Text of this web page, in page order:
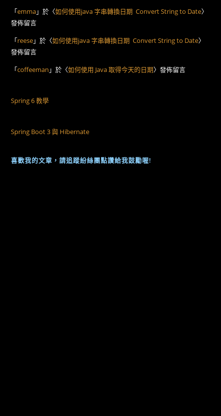
「emma」於〈如何使用java 字串轉換日期 Convert String to Date〉
發佈留言
「reese」於〈如何使用java 字串轉換日期 Convert String to Date〉
發佈留言
「coffeeman 」於〈如何使用 Java 取得今天的日期〉發佈留言
Spring 6 教學
Spring Boot 3 與 Hibernate
喜歡我的文章，請追蹤紛絲團點讚給我鼓勵喔!